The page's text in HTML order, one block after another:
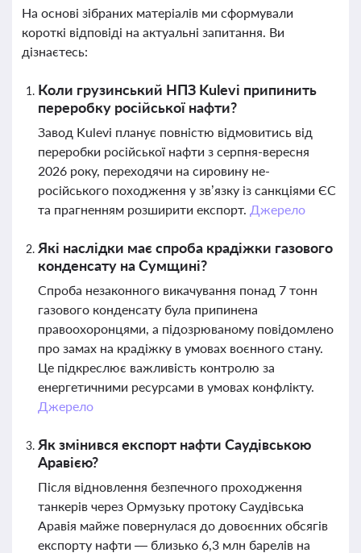
На основі зібраних матеріалів ми сформували
короткі відповіді на актуальні запитання. Ви
дізнаєтесь:
Коли грузинський НПЗ Kulevi припинить
переробку російської нафти?
Завод Kulevi планує повністю відмовитись від
переробки російської нафти з серпня-вересня
2026 року, переходячи на сировину не-
російського походження у зв’язку із санкціями ЄС
та прагненням розширити експорт. Джерело
Які наслідки має спроба крадіжки газового
конденсату на Сумщині?
Спроба незаконного викачування понад 7 тонн
газового конденсату була припинена
правоохоронцями, а підозрюваному повідомлено
про замах на крадіжку в умовах воєнного стану.
Це підкреслює важливість контролю за
енергетичними ресурсами в умовах конфлікту.
Джерело
Як змінився експорт нафти Саудівською
Аравією?
Після відновлення безпечного проходження
танкерів через Ормузьку протоку Саудівська
Аравія майже повернулася до довоєнних обсягів
експорту нафти — близько 6,3 млн барелів на